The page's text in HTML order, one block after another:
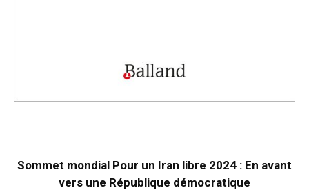
Sommet mondial Pour un Iran libre 2024 : En avant
vers une République démocratique